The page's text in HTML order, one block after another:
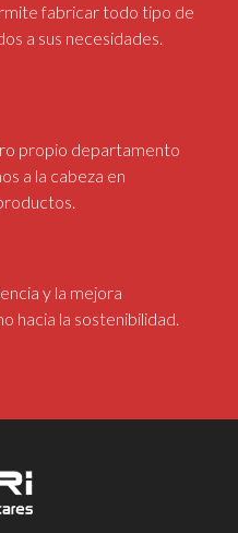
fabricar todo tipo de
a sus necesidades.
propio departamento
a la cabeza en
y la mejora
hacia la sostenibilidad.